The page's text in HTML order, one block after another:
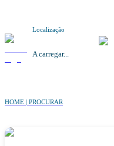
Localização
A carregar...
HOME | PROCURAR